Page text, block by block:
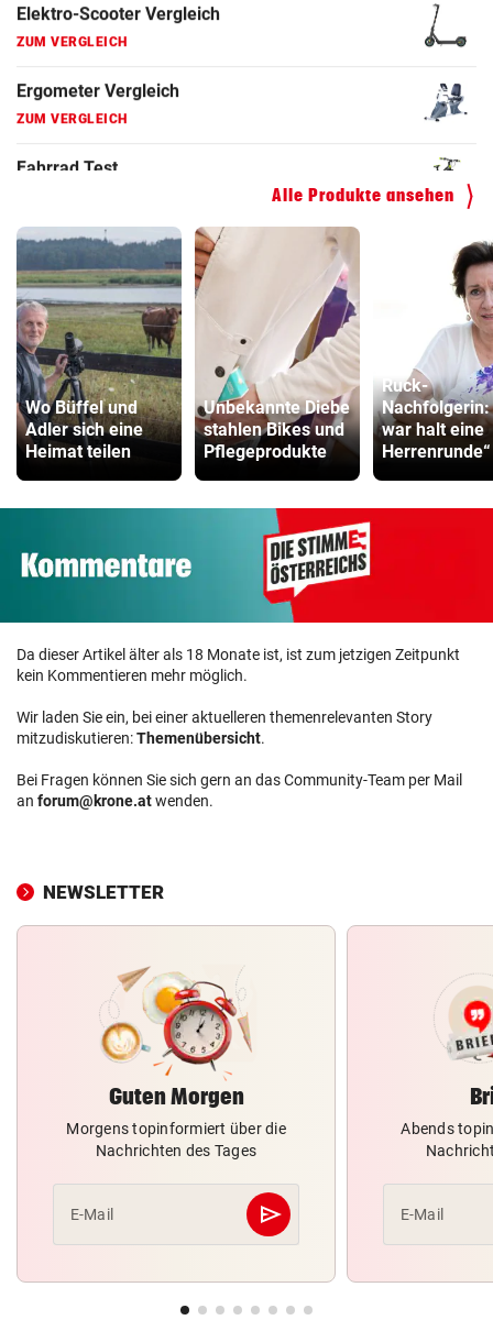
ZUM VERGLEICH
ZUM VERGLEICH
ZUM VERGLEICH
Alle Produkte ansehen
Wo Büffel und
Adler sich eine
Heimat teilen
Unbekannte Diebe
stahlen Bikes und
Pflegeprodukte
Ruck-
Nachfolgerin:
war halt eine
Herrenrunde“
Da dieser Artikel älter als 18 Monate ist, ist zum jetzigen Zeitpunkt
kein Kommentieren mehr möglich.
Wir laden Sie ein, bei einer aktuelleren themenrelevanten Story
mitzudiskutieren:Themenübersicht.
Bei Fragen können Sie sich gern an das Community-Team per Mail
an forum@krone.atwenden.
NEWSLETTER
Guten Morgen
Morgens topinformiert über die
Nachrichten des Tages
E-Mail send
Abschicken
Abends
E-Mail